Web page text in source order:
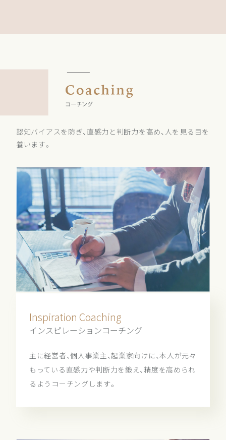
認知バイアスを防ぎ、直感力と判断力を高め、人を見る目を
養います。
Inspiration Coaching
インスピレーションコーチング
主に経営者、個人事業主、起業家向けに、本人が元々
もっている直感力や判断力を鍛え、精度を高められ
るようコーチングします。